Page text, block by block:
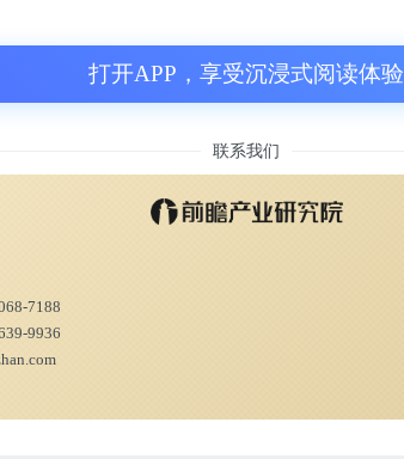
打开APP，享受沉浸式阅读体验
联系我们
7188
9936